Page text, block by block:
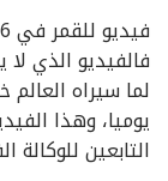
فالفيديو الذي
يوميا، وهذا
التابعين للوكالة